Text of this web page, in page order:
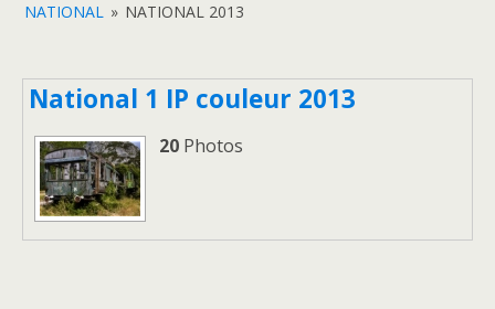
NATIONAL » NATIONAL 2013
National 1 IP couleur 2013
20 Photos